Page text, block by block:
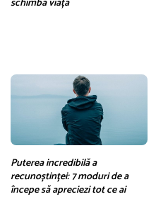
Puterea incredibilă a
recunoștinței: 7 moduri de a
începe să apreciezi tot ce ai